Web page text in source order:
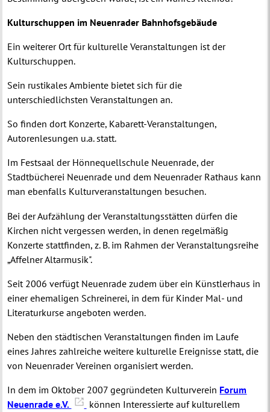
Kulturschuppen im Neuenrader Bahnhofsgebäude
Ein weiterer Ort für kulturelle Veranstaltungen ist der
Kulturschuppen.
Sein rustikales Ambiente bietet sich für die
unterschiedlichsten Veranstaltungen an.
So finden dort Konzerte, Kabarett-Veranstaltungen,
Autorenlesungen u.a. statt.
Im Festsaal der Hönnequellschule Neuenrade, der
Stadtbücherei Neuenrade und dem Neuenrader Rathaus kann
man ebenfalls Kulturveranstaltungen besuchen.
Bei der Aufzählung der Veranstaltungsstätten dürfen die
Kirchen nicht vergessen werden, in denen regelmäßig
Konzerte stattfinden, z. B. im Rahmen der Veranstaltungsreihe
„Affelner Altarmusik".
Seit 2006 verfügt Neuenrade zudem über ein Künstlerhaus in
einer ehemaligen Schreinerei, in dem für Kinder Mal- und
Literaturkurse angeboten werden.
Neben den städtischen Veranstaltungen finden im Laufe
eines Jahres zahlreiche weitere kulturelle Ereignisse statt, die
von Neuenrader Vereinen organisiert werden.
In dem im Oktober 2007 gegründeten Kulturverein Forum
Neuenrade e.V.
können Interessierte auf kulturellem